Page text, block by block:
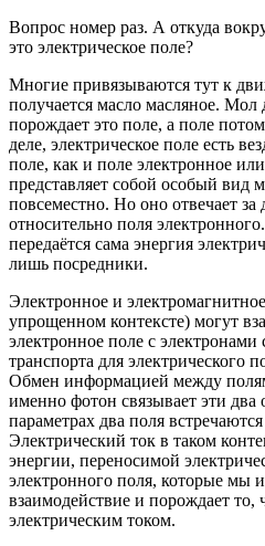
Вопрос номер раз. А откуда
это электрическое поле?
Многие привязываются тут к
получается масло масляное.
порождает это поле, а поле
деле, электрическое поле есть
поле, как и поле электронное
представляет собой особый вид
повсеместно. Но оно отвечает за
относительно поля
передаётся сама энергия
лишь посредники.
Электронное и
упрощенном контексте) могут
электронное поле с электронами
транспорта для электрического
Обмен информацией между
именно фотон связывает эти
параметрах два поля
Электрический ток в таком
энергии, переносимой
электронного поля, которые мы
взаимодействие и порождает то,
электрическим током.